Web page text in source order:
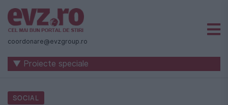
Știri
naționale
internaționale
coordonare@evzgroup.ro
▼ Proiecte speciale
SOCIAL